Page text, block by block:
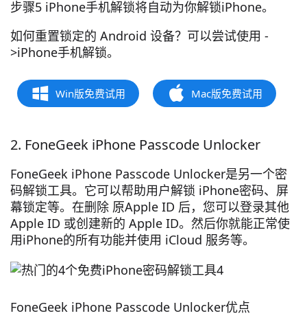
步骤5 iPhone手机解锁将自动为你解锁iPhone。
如何重置锁定的 Android 设备？可以尝试使用 -
>iPhone手机解锁。
Win版免费试用 Mac版免费试用
2. FoneGeek iPhone Passcode Unlocker
FoneGeek iPhone Passcode Unlocker是另一个密
码解锁工具。它可以帮助用户解锁 iPhone密码、屏
幕锁定等。在删除 原Apple ID 后，您可以登录其他
Apple ID 或创建新的 Apple ID。然后你就能正常使
用iPhone的所有功能并使用 iCloud 服务等。
FoneGeek iPhone Passcode Unlocker优点